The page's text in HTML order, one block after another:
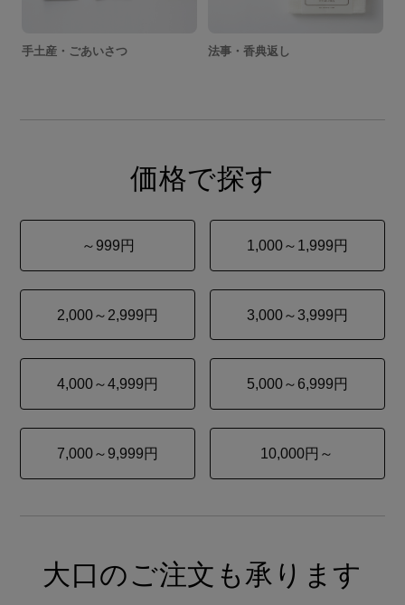
手土産・ごあいさつ 法事・香典返し
価格で探す
～999円 1,000～1,999円
2,000～2,999円 3,000～3,999円
4,000～4,999円 5,000～6,999円
7,000～9,999円 10,000円～
大口のご注文も承ります